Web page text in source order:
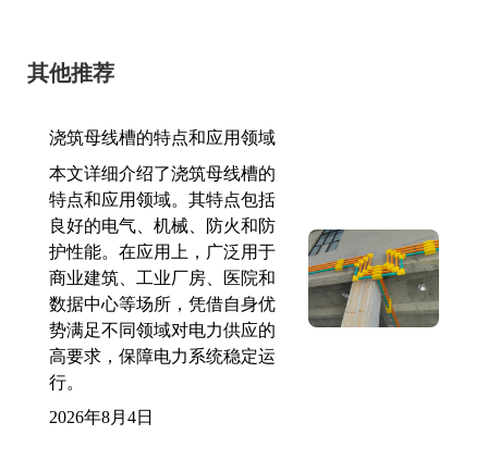
其他推荐
浇筑母线槽的特点和应用领域
本文详细介绍了浇筑母线槽的
特点和应用领域。其特点包括
良好的电气、机械、防火和防
护性能。在应用上，广泛用于
商业建筑、工业厂房、医院和
数据中心等场所，凭借自身优
势满足不同领域对电力供应的
高要求，保障电力系统稳定运
行。
2026年8月4日